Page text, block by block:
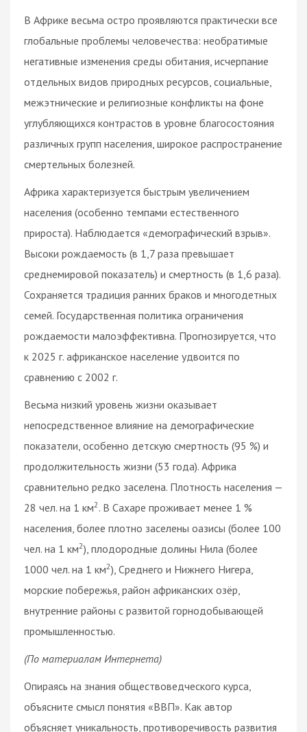
В Африке весьма остро проявляются практически все
глобальные проблемы человечества: необратимые
негативные изменения среды обитания, исчерпание
отдельных видов природных ресурсов, социальные,
межэтнические и религиозные конфликты на фоне
углубляющихся контрастов в уровне благосостояния
различных групп населения, широкое распространение
смертельных болезней.
Африка характеризуется быстрым увеличением
населения (особенно темпами естественного
прироста). Наблюдается «демографический взрыв».
Высоки рождаемость (в 1,7 раза превышает
среднемировой показатель) и смертность (в 1,6 раза).
Сохраняется традиция ранних браков и многодетных
семей. Государственная политика ограничения
рождаемости малоэффективна. Прогнозируется, что
к 2025 г. африканское население удвоится по
сравнению с 2002 г.
Весьма низкий уровень жизни оказывает
непосредственное влияние на демографические
показатели, особенно детскую смертность (95 %) и
продолжительность жизни (53 года). Африка
сравнительно редко заселена. Плотность населения —
28 чел. на 1 км2 . В Сахаре проживает менее 1 %
населения, более плотно заселены оазисы (более 100
чел. на 1 км2), плодородные долины Нила (более
1000 чел. на 1 км2), Среднего и Нижнего Нигера,
морские побережья, район африканских озёр,
внутренние районы с развитой горнодобывающей
промышленностью.
(По материалам Интернета)
Опираясь на знания обществоведческого курса,
объясните смысл понятия «ВВП». Как автор
объясняет уникальность, противоречивость развития